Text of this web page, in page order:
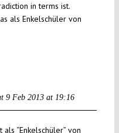
in terms ist.
als Enkelschüler von
9 Feb 2013 at 19:16
“Enkelschüler” von